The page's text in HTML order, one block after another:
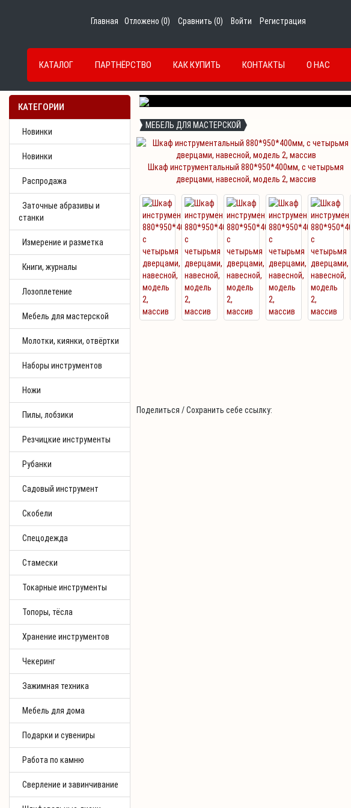
Главная Отложено (0) Сравнить (0) Войти Регистрация
КАТАЛОГ ПАРТНЁРСТВО КАК КУПИТЬ КОНТАКТЫ О НАС
КАТЕГОРИИ
Новинки
Новинки
Распродажа
Заточные абразивы и
станки
Измерение и разметка
Книги, журналы
Лозоплетение
Мебель для мастерской
Молотки, киянки, отвёртки
Наборы инструментов
Ножи
Пилы, лобзики
Резчицкие инструменты
Рубанки
Садовый инструмент
Скобели
Спецодежда
Стамески
Токарные инструменты
Топоры, тёсла
Хранение инструментов
Чекеринг
Зажимная техника
Мебель для дома
Подарки и сувениры
Работа по камню
Сверление и завинчивание
Previous
МЕБЕЛЬ ДЛЯ МАСТЕРСКОЙ
Шкаф инструментальный 880*950*400мм, с четырьмя
дверцами, навесной, модель 2, массив
Поделиться / Сохранить себе ссылку: